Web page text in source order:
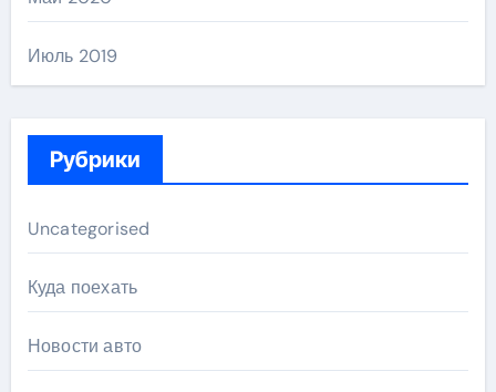
Июль 2019
Рубрики
Uncategorised
Куда поехать
Новости авто